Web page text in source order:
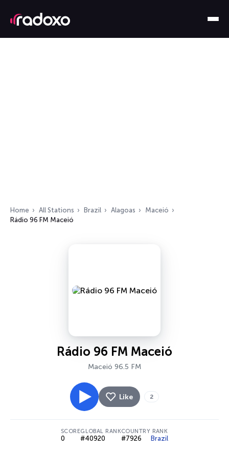
Home All Stations Brazil Alagoas
Maceió
Rádio 96 FM Maceió
Rádio 96 FM Maceió
Maceió 96.5 FM
Like 2
SCORE
0
GLOBAL RANK
#40920
COUNTRY RANK
#7926 Brazil